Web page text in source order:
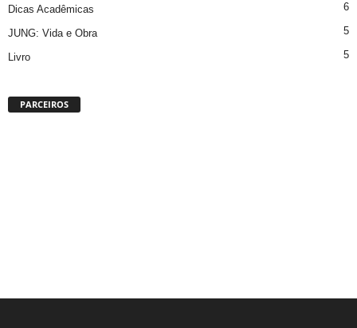
Dicas Acadêmicas 6
JUNG: Vida e Obra 5
Livro 5
PARCEIROS